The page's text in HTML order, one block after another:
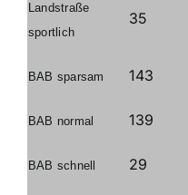
Landstraße
sportlich
35
BAB sparsam 143
BAB normal 139
BAB schnell 29